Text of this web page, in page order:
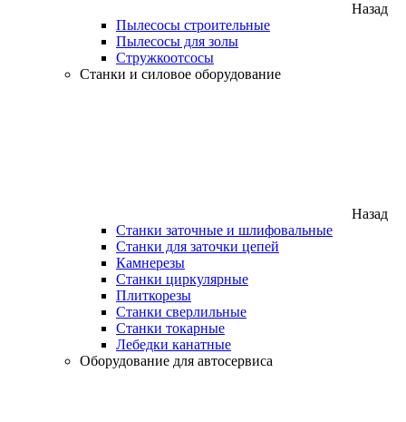
Назад
Пылесосы строительные
Пылесосы для золы
Стружкоотсосы
Станки и силовое оборудование
Назад
Станки заточные и шлифовальные
Станки для заточки цепей
Камнерезы
Станки циркулярные
Плиткорезы
Станки сверлильные
Станки токарные
Лебедки канатные
Оборудование для автосервиса